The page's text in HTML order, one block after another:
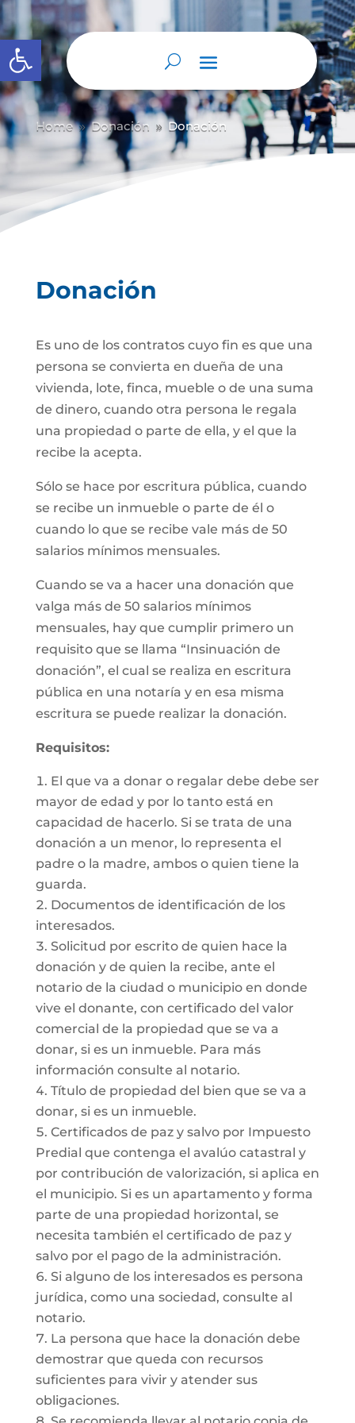
Abrir barra de herramientas
Home 9 Donación 9 Donación
Donación
Es uno de los contratos cuyo fin es que una
persona se convierta en dueña de una
vivienda, lote, finca, mueble o de una suma
de dinero, cuando otra persona le regala
una propiedad o parte de ella, y el que la
recibe la acepta.
Sólo se hace por escritura pública, cuando
se recibe un inmueble o parte de él o
cuando lo que se recibe vale más de 50
salarios mínimos mensuales.
Cuando se va a hacer una donación que
valga más de 50 salarios mínimos
mensuales, hay que cumplir primero un
requisito que se llama “Insinuación de
donación”, el cual se realiza en escritura
pública en una notaría y en esa misma
escritura se puede realizar la donación.
Requisitos:
El que va a donar o regalar debe debe ser
mayor de edad y por lo tanto está en
capacidad de hacerlo. Si se trata de una
donación a un menor, lo representa el
padre o la madre, ambos o quien tiene la
guarda.
Documentos de identificación de los
interesados.
Solicitud por escrito de quien hace la
donación y de quien la recibe, ante el
notario de la ciudad o municipio en donde
vive el donante, con certificado del valor
comercial de la propiedad que se va a
donar, si es un inmueble. Para más
información consulte al notario.
Título de propiedad del bien que se va a
donar, si es un inmueble.
Certificados de paz y salvo por Impuesto
Predial que contenga el avalúo catastral y
por contribución de valorización, si aplica en
el municipio. Si es un apartamento y forma
parte de una propiedad horizontal, se
necesita también el certificado de paz y
salvo por el pago de la administración.
Si alguno de los interesados es persona
jurídica, como una sociedad, consulte al
notario.
La persona que hace la donación debe
demostrar que queda con recursos
suficientes para vivir y atender sus
obligaciones.